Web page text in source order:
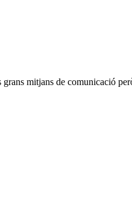
mitjans de comunicació